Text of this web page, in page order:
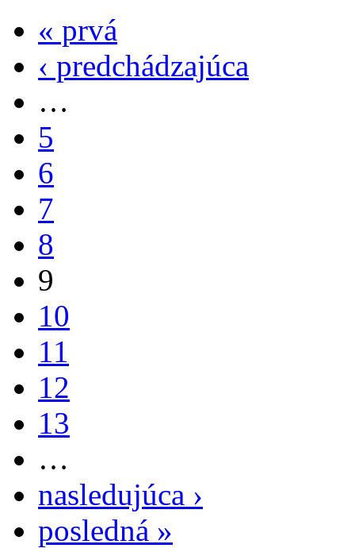
« prvá
‹ predchádzajúca
…
5
6
7
8
9
10
11
12
13
…
nasledujúca ›
posledná »